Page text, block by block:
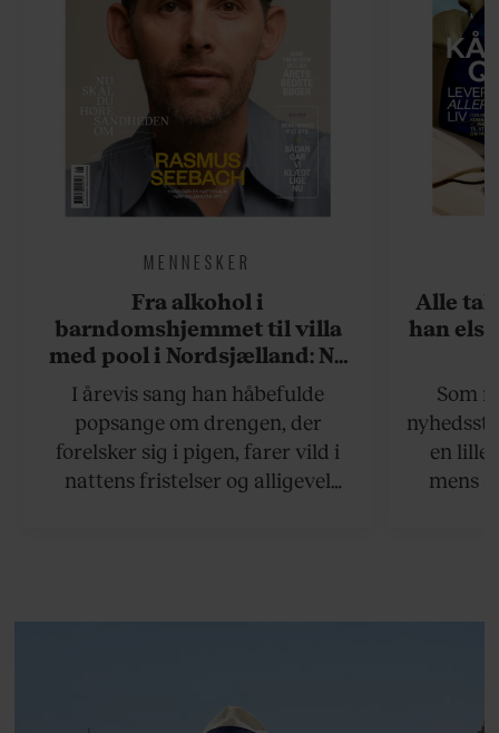
MENNESKER
Fra alkohol i
barndomshjemmet til villa
med pool i Nordsjælland: Nu
skal du høre sandheden om
Rasmus Seebach
I årevis sang han håbefulde
popsange om drengen, der
forelsker sig i pigen, farer vild i
nattens fristelser og alligevel
arv, angst, familieliv, frygten for
Alle
han
Som
en lille
mens